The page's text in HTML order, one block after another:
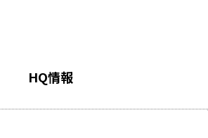
HQ情報